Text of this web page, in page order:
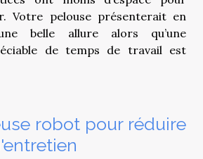
Votre pelouse présenterait en
belle allure alors qu’une
de temps de travail est
robot pour réduire